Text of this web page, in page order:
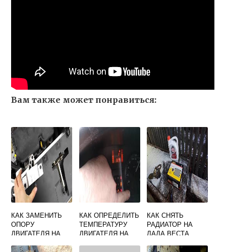
Вам также может понравиться:
КАК ЗАМЕНИТЬ
ОПОРУ
ДВИГАТЕЛЯ НА
КАК ОПРЕДЕЛИТЬ
ТЕМПЕРАТУРУ
ДВИГАТЕЛЯ НА
КАК СНЯТЬ
РАДИАТОР НА
ЛАДА ВЕСТА